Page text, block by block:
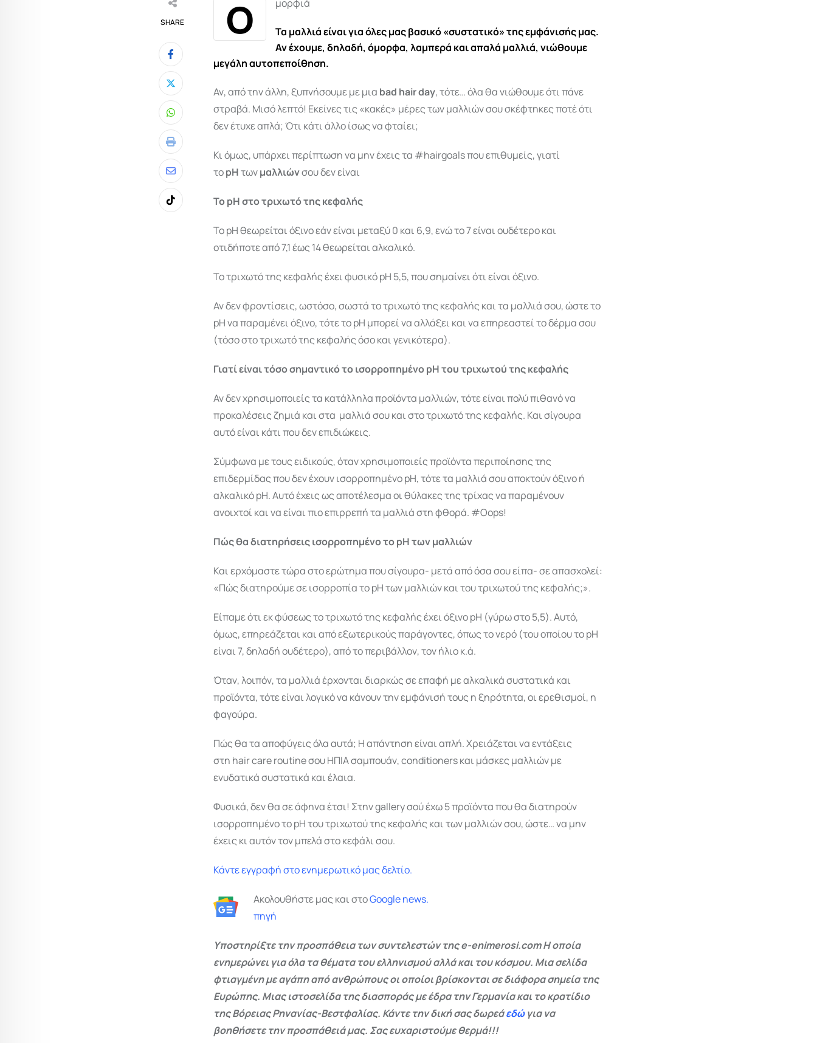
SHARE
Whatsapp
Print
Share
via
Email
Tiktok
Ο μορφιά
Τα μαλλιά είναι για όλες μας βασικό «συστατικό» της εμφάνισής μας.
Αν έχουμε, δηλαδή, όμορφα, λαμπερά και απαλά μαλλιά, νιώθουμε
μεγάλη αυτοπεποίθηση.
Αν, από την άλλη, ξυπνήσουμε με μια bad hair day, τότε… όλα θα νιώθουμε ότι πάνε
στραβά. Μισό λεπτό! Εκείνες τις «κακές» μέρες των μαλλιών σου σκέφτηκες ποτέ ότι
δεν έτυχε απλά; Ότι κάτι άλλο ίσως να φταίει;
Κι όμως, υπάρχει περίπτωση να μην έχεις τα #hairgoals που επιθυμείς, γιατί
τοpHτωνμαλλιώνσου δεν είναι
ΤοpHστο τριχωτό της κεφαλής
Το pH θεωρείται όξινο εάν είναι μεταξύ 0 και 6,9, ενώ το 7 είναι ουδέτερο και
οτιδήποτε από 7,1 έως 14 θεωρείται αλκαλικό.
Το τριχωτό της κεφαλής έχει φυσικό pH 5,5, που σημαίνει ότι είναι όξινο.
Αν δεν φροντίσεις, ωστόσο, σωστά το τριχωτό της κεφαλής και τα μαλλιά σου, ώστε το
pH να παραμένει όξινο, τότε το pH μπορεί να αλλάξει και να επηρεαστεί το δέρμα σου
(τόσο στο τριχωτό της κεφαλής όσο και γενικότερα).
Γιατί είναι τόσο σημαντικό το ισορροπημένοpHτου τριχωτού της κεφαλής
Αν δεν χρησιμοποιείς τα κατάλληλα προϊόντα μαλλιών, τότε είναι πολύ πιθανό να
προκαλέσεις ζημιά και στα μαλλιά σου και στο τριχωτό της κεφαλής. Και σίγουρα
αυτό είναι κάτι που δεν επιδιώκεις.
Σύμφωνα με τους ειδικούς, όταν χρησιμοποιείς προϊόντα περιποίησης της
επιδερμίδας που δεν έχουν ισορροπημένο pH, τότε τα μαλλιά σου αποκτούν όξινο ή
αλκαλικό pH. Αυτό έχεις ως αποτέλεσμα οι θύλακες της τρίχας να παραμένουν
ανοιχτοί και να είναι πιο επιρρεπή τα μαλλιά στη φθορά. #Oops!
Πώς θα διατηρήσεις ισορροπημένο τοpHτων μαλλιών
Και ερχόμαστε τώρα στο ερώτημα που σίγουρα- μετά από όσα σου είπα- σε απασχολεί:
«Πώς διατηρούμε σε ισορροπία το pH των μαλλιών και του τριχωτού της κεφαλής;».
Είπαμε ότι εκ φύσεως το τριχωτό της κεφαλής έχει όξινο pH (γύρω στο 5,5). Αυτό,
όμως, επηρεάζεται και από εξωτερικούς παράγοντες, όπως το νερό (του οποίου το pH
είναι 7, δηλαδή ουδέτερο), από το περιβάλλον, τον ήλιο κ.ά.
Όταν, λοιπόν, τα μαλλιά έρχονται διαρκώς σε επαφή με αλκαλικά συστατικά και
προϊόντα, τότε είναι λογικό να κάνουν την εμφάνισή τους η ξηρότητα, οι ερεθισμοί, η
φαγούρα.
Πώς θα τα αποφύγεις όλα αυτά; Η απάντηση είναι απλή. Χρειάζεται να εντάξεις
στη hair care routine σου ΗΠΙΑ σαμπουάν, conditioners και μάσκες μαλλιών με
ενυδατικά συστατικά και έλαια.
Φυσικά, δεν θα σε άφηνα έτσι! Στην gallery σού έχω 5 προϊόντα που θα διατηρούν
ισορροπημένο το pH του τριχωτού της κεφαλής και των μαλλιών σου, ώστε… να μην
έχεις κι αυτόν τον μπελά στο κεφάλι σου.
Κάντε εγγραφή στο ενημερωτικό μας δελτίο.
Ακολουθήστε μας και στοGooglenews.
πηγή
Υποστηρίξτε την προσπάθεια των συντελεστών της e-enimerosi.com Η οποία
ενημερώνει για όλα τα θέματα του ελληνισμού αλλά και του κόσμου. Μια σελίδα
φτιαγμένη με αγάπη από ανθρώπους οι οποίοι βρίσκονται σε διάφορα σημεία της
Ευρώπης. Μιας ιστοσελίδα της διασποράς με έδρα την Γερμανία και το κρατίδιο
της Βόρειας Ρηνανίας-Βεστφαλίας. Κάντε την δική σας δωρεάεδώγια να
βοηθήσετε την προσπάθειά μας. Σας ευχαριστούμε θερμά!!!